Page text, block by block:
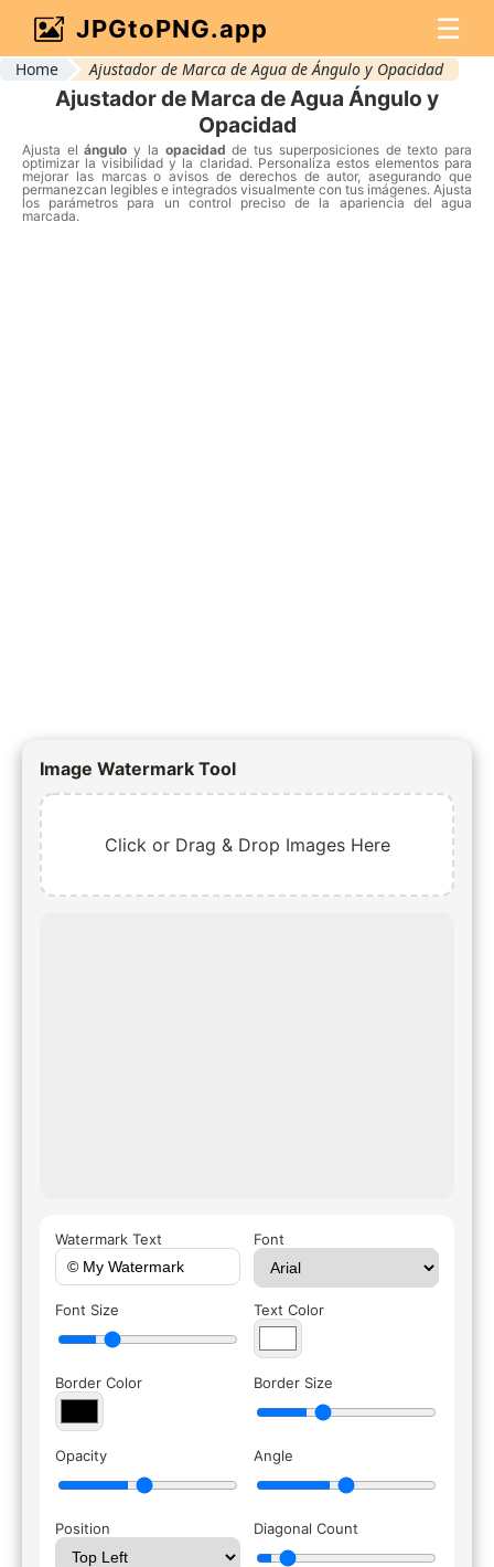
JPGtoPNG.app ☰
Home Ajustador de Marca de Agua de Ángulo y Opacidad
Ajustador de Marca de Agua Ángulo y
Opacidad
Ajusta elángulo y la opacidad de tus superposiciones de texto para
optimizar la visibilidad y la claridad. Personaliza estos elementos para
mejorar las marcas o avisos de derechos de autor, asegurando que
permanezcan legibles e integrados visualmente con tus imágenes. Ajusta
los parámetros para un control preciso de la apariencia del agua
marcada.
Image Watermark Tool
Click or Drag & Drop Images Here
Watermark Text Font
Font Size Text Color
Border Color Border Size
Opacity Angle
Position Diagonal Count